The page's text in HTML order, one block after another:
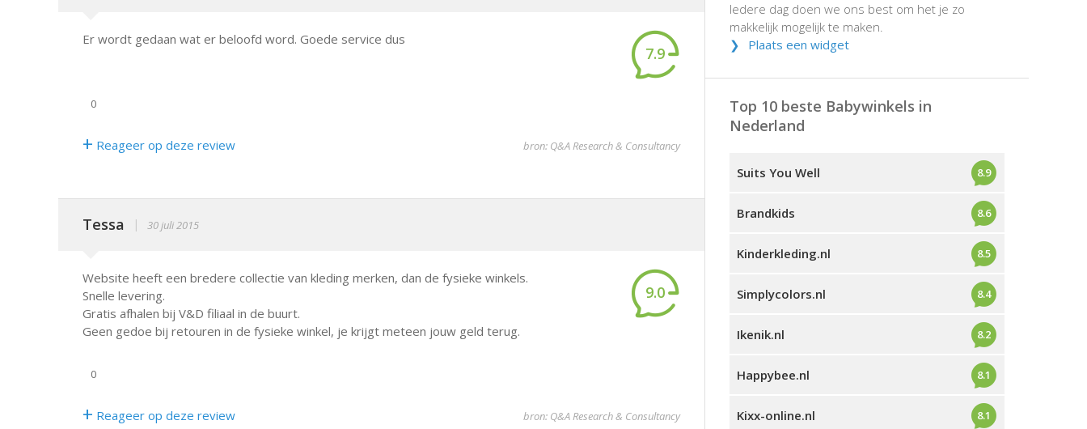
Er wordt gedaan wat er beloofd word. Goede service dus
7.9
0
+ Reageer op deze review bron: Q&A Research & Consultancy
Tessa | 30 juli 2015
Website heeft een bredere collectie van kleding merken, dan de fysieke winkels.
Snelle levering.
Gratis afhalen bij V&D filiaal in de buurt.
Geen gedoe bij retouren in de fysieke winkel, je krijgt meteen jouw geld terug.
9.0
0
+ Reageer op deze review bron: Q&A Research & Consultancy
Iedere dag doen we ons best om het je zo
makkelijk mogelijk te maken.
Plaats een widget
Top 10 beste Babywinkels in
Nederland
Suits You Well 8.9
Brandkids 8.6
Kinderkleding.nl 8.5
Simplycolors.nl 8.4
Ikenik.nl 8.2
Happybee.nl 8.1
Kixx-online.nl 8.1